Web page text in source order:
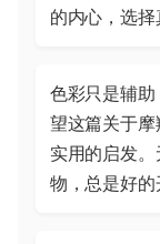
的内心，选择
色彩只是辅
望这篇关于
实用的启发
物，总是好的